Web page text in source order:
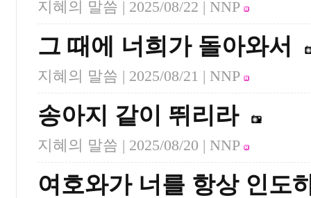
지혜의 말씀 | 2025/08/22 | NNP
그 때에 너희가 돌아와서
지혜의 말씀 | 2025/08/21 | NNP
송아지 같이 뛰리라
지혜의 말씀 | 2025/08/20 | NNP
여호와가 너를 항상 인도